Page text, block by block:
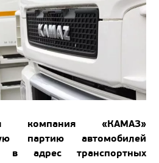
компания «КАМАЗ»
партию автомобилей
в адрес транспортных